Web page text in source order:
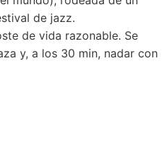
de jazz.
de vida razonable. Se
y, a los 30 min, nadar con